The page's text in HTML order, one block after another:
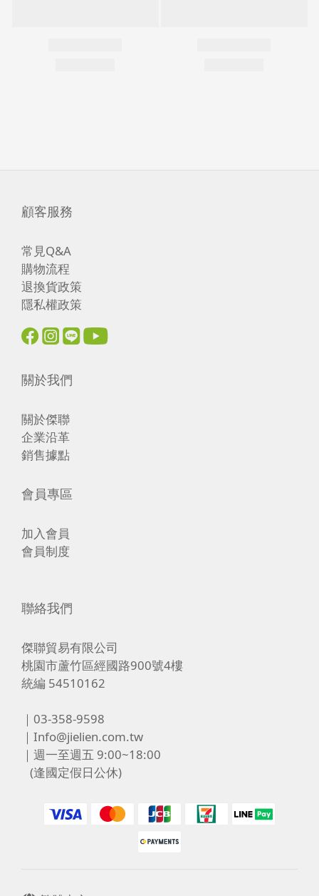
顧客服務
常見Q&A
購物流程
退換貨政策
隱私權政策
關於我們
關於傑聯
企業沿革
銷售據點
會員專區
加入會員
會員制度
聯絡我們
傑聯貿易有限公司
桃園市蘆竹區經國路900號4樓
統編 54510162
｜03-358-9598
｜Info@jielien.com.tw
｜週一至週五 9:00~18:00
(逢國定假日公休)